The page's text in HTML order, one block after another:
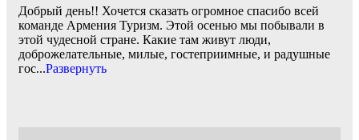
Добрый день!! Хочется сказать огромное спасибо всей
команде Армения Туризм. Этой осенью мы побывали в
этой чудесной стране. Какие там живут люди,
доброжелательные, милые, гостеприимные, и радушные
гос...Развернуть